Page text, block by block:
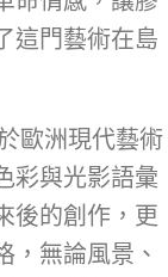
這門藝術在島
歐洲現代藝術
彩與光影語彙
後的創作，更
，無論風景、